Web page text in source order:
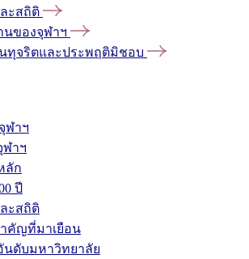
ะสถิติ
นของจุฬาฯ
นทุจริตและประพฤติมิชอบ
ฬาฯ
ฬาฯ
ลัก
ปี
ะสถิติ
คัญที่มาเยือน
นดับมหาวิทยาลัย